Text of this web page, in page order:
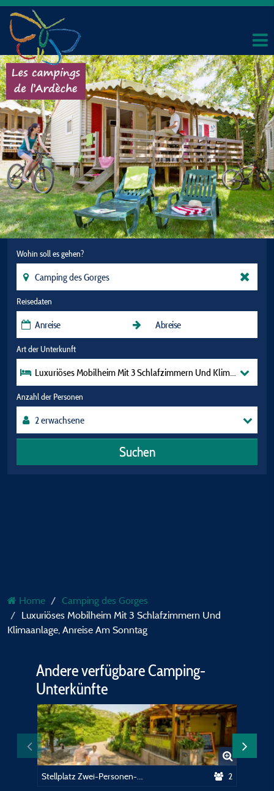
Wohin soll es gehen?
Reisedaten
Art der Unterkunft
Luxuriöses Mobilheim Mit 3 Schlafzimmern Und Klimaanlage,
Anzahl der Personen
Suchen
Home
Camping des Gorges
Luxuriöses Mobilheim Mit 3 Schlafzimmern Und
Klimaanlage, Anreise Am Sonntag
Andere verfügbare Camping-
Unterkünfte
2